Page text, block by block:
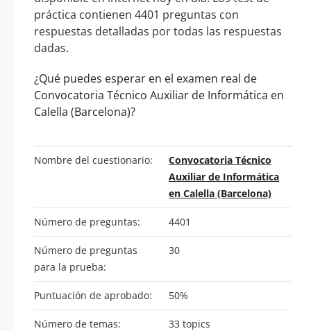
práctica contienen 4401 preguntas con
respuestas detalladas por todas las respuestas
dadas.
¿Qué puedes esperar en el examen real de
Convocatoria Técnico Auxiliar de Informática en
Calella (Barcelona)?
Nombre del cuestionario:
Convocatoria Técnico
Auxiliar de Informática
en Calella (Barcelona)
Número de preguntas: 4401
Número de preguntas
para la prueba:
30
Puntuación de aprobado: 50%
Número de temas: 33 topics